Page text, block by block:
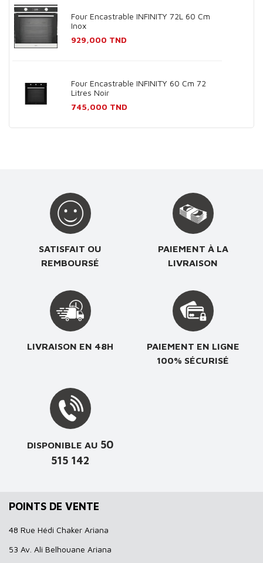
Four Encastrable INFINITY 72L 60 Cm
Inox
Prix
929,000 TND
Four Encastrable INFINITY 60 Cm 72
Litres Noir
Prix
745,000 TND
SATISFAIT OU
REMBOURSÉ
PAIEMENT À LA
LIVRAISON
LIVRAISON EN 48H
PAIEMENT EN LIGNE
100% SÉCURISÉ
DISPONIBLE AU 50
515 142
POINTS DE VENTE
48 Rue Hédi Chaker Ariana
53 Av. Ali Belhouane Ariana